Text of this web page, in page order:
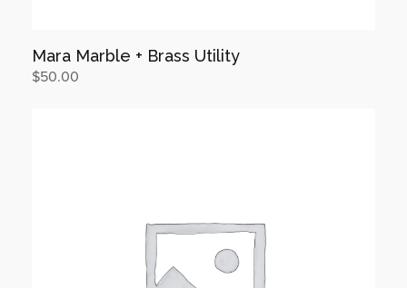
Mara Marble + Brass Utility
$50.00